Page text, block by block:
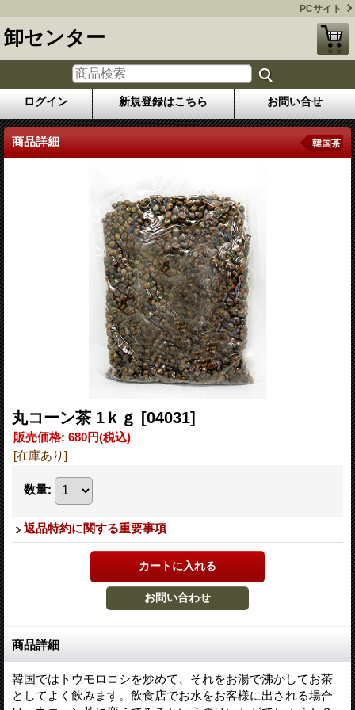
PCサイト
卸センター
ログイン 新規登録はこちら お問い合せ
商品詳細 韓国茶
丸コーン茶 1ｋｇ [04031]
販売価格: 680円(税込)
[在庫あり]
数量:
返品特約に関する重要事項
商品詳細
韓国ではトウモロコシを炒めて、それをお湯で沸かしてお茶
としてよく飲みます。飲食店でお水をお客様に出される場合